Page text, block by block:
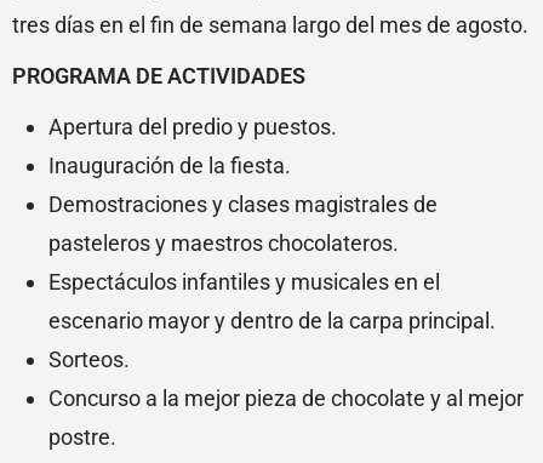
tres días en el fin de semana largo del mes de agosto.
PROGRAMA DE ACTIVIDADES
Apertura del predio y puestos.
Inauguración de la fiesta.
Demostraciones y clases magistrales de
pasteleros y maestros chocolateros.
Espectáculos infantiles y musicales en el
escenario mayor y dentro de la carpa principal.
Sorteos.
Concurso a la mejor pieza de chocolate y al mejor
postre.